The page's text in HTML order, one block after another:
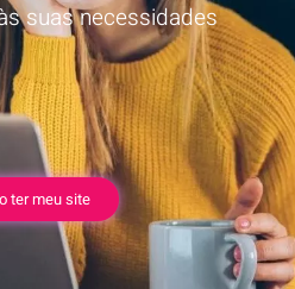
suas necessidades
ter meu site